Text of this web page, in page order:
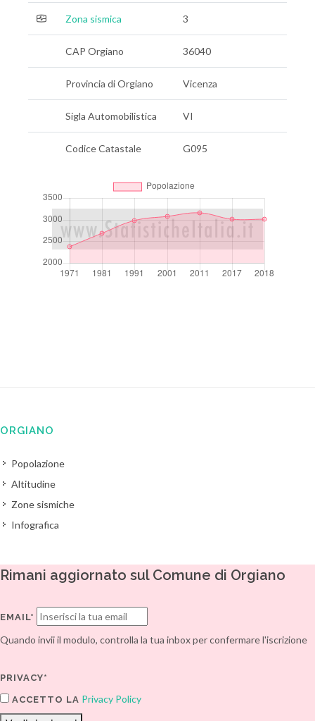
Zona sismica 3
CAP Orgiano 36040
Provincia di Orgiano Vicenza
Sigla Automobilistica VI
Codice Catastale G095
ORGIANO
Popolazione
Altitudine
Zone sismiche
Infografica
Rimani aggiornato sul Comune di Orgiano
EMAIL*
Quando invii il modulo, controlla la tua inbox per confermare l'iscrizione
PRIVACY*
ACCETTO LA Privacy Policy